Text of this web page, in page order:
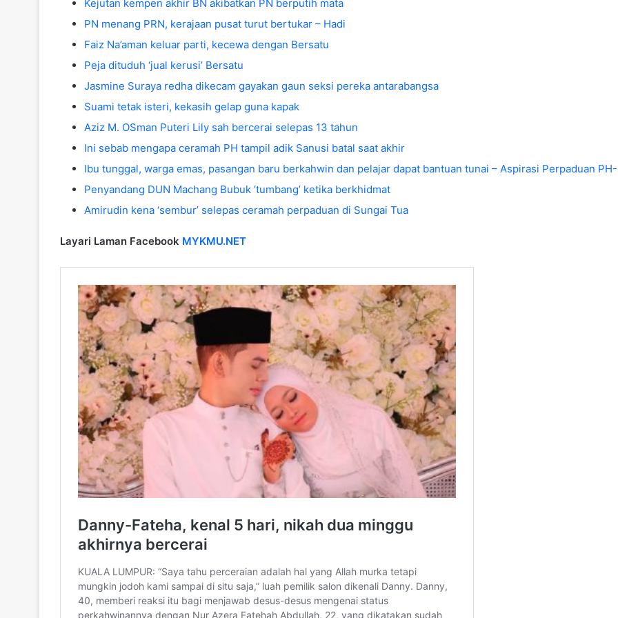
Kejutan kempen akhir BN akibatkan PN berputih mata
PN menang PRN, kerajaan pusat turut bertukar – Hadi
Faiz Na’aman keluar parti, kecewa dengan Bersatu
Peja dituduh ‘jual kerusi’ Bersatu
Jasmine Suraya redha dikecam gayakan gaun seksi pereka antarabangsa
Suami tetak isteri, kekasih gelap guna kapak
Aziz M. OSman Puteri Lily sah bercerai selepas 13 tahun
Ini sebab mengapa ceramah PH tampil adik Sanusi batal saat akhir
Ibu tunggal, warga emas, pasangan baru berkahwin dan pelajar dapat bantuan tunai – Aspirasi Perpaduan
Penyandang DUN Machang Bubuk ‘tumbang’ ketika berkhidmat
Amirudin kena ‘sembur’ selepas ceramah perpaduan di Sungai Tua
Layari Laman Facebook MYKMU.NET